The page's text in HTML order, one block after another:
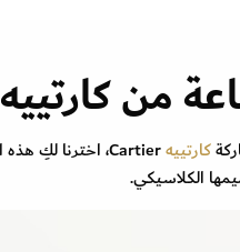
من كارتييه
كارتييه
الكلاسيكي.